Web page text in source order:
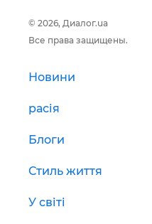
© 2026, Диалог.ua
Все права защищены.
Новини
расія
Блоги
Стиль життя
У світі